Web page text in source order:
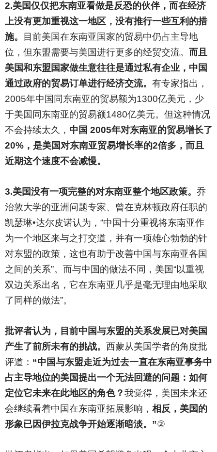
2.美国仅仅把东南亚看做是反恐的伙伴，而在经济
上没有更加重视这一地区，没有推行一些互利的措
施。
目前美国在东南亚国家的贸易中仍占主导地
位，但东盟需要与美国进行更多的经贸交流。 而且
美国和东盟国家做生意往往是通过私有企业，中国
通过政府的贸易订单进行经济交流。 有专家指出，
2005年中国同东南亚的贸易额为1300亿美元，少
于美国同东南亚的贸易额1480亿美元。但这种情况
不会持续太久， 中国 2005年对东南亚的贸易增长了
20%，是美国对东南亚贸易增长率的2倍多，而且
近期这个速度不会减慢。
3.美国没有一项完整的对东南亚整个地区政策。 乔
治敦大学的亚洲问题专家、曾在克林顿政府任职的
凯瑟琳•达尔皮诺认为，“中国十分重视将东南亚作
为一个地区来与之打交道，并有一项雄心勃勃的针
对东盟的政策，这也有助于改善中国与东南亚各国
之间的关系”。而与中国的做法不同，美国“以重视
双边关系出名，它在东南亚几乎是毫无理由地采取
了同样的做法”。
批评者认为，目前中国与东盟的关系发展已对美国
产生了前所未有的挑战。 西蒙从美国学者的角度批
评道： “中国与东盟走近为过去一直在东南亚事务中
占主导地位的美国提出一个无法回避的问题：如何
定位它未来在此地区的角色？我觉得，美国未来还
会继续看着中国在东南亚拓展影响， 相反，美国的
形象已因伊拉克战争开始逐渐暗淡。”②